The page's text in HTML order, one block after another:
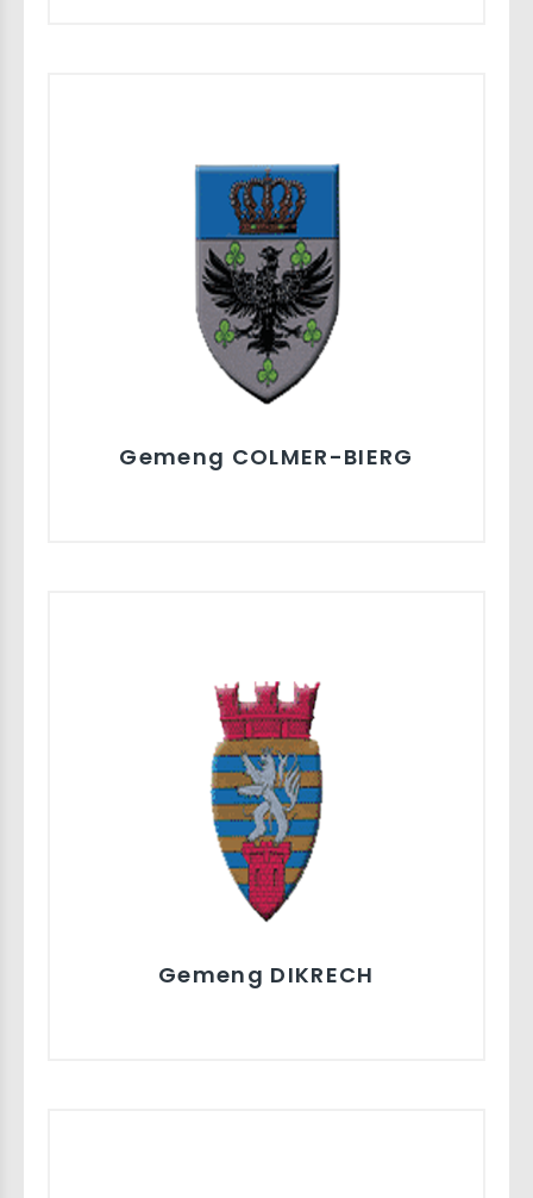
Gemeng COLMER-BIERG
Gemeng DIKRECH